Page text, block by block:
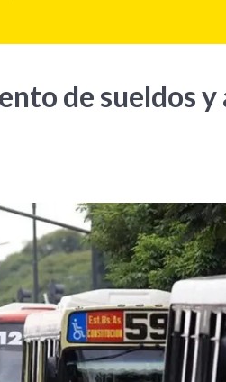
de sueldos